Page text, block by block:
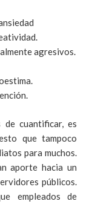
agresivos.
cuantificar, es
que tampoco
para muchos.
aporte hacia un
públicos.
empleados de